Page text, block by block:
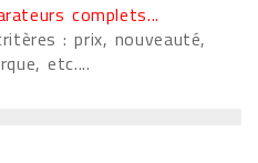
complets...
: prix, nouveauté,
etc....